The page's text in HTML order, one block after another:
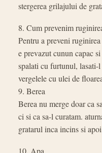
stergerea grilajului de
8. Cum prevenim
Pentru a preveni
e prevazut cunun capac
spalati cu furtunul, lasati-
vergelele cu ulei de
9. Berea
Berea nu merge doar ca
ci si ca sa-l curatam.
gratarul inca incins si
10. Apa